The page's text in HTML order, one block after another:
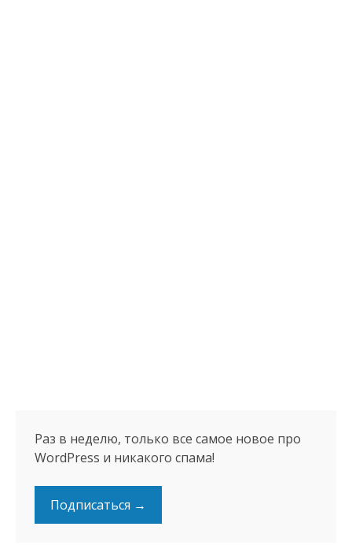
Раз в неделю, только все самое новое про
WordPress и никакого спама!
Подписаться →